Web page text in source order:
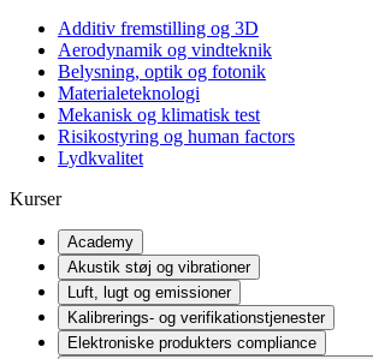
Additiv fremstilling og 3D
Aerodynamik og vindteknik
Belysning, optik og fotonik
Materialeteknologi
Mekanisk og klimatisk test
Risikostyring og human factors
Lydkvalitet
Kurser
Academy
Akustik støj og vibrationer
Luft, lugt og emissioner
Kalibrerings- og verifikationstjenester
Elektroniske produkters compliance